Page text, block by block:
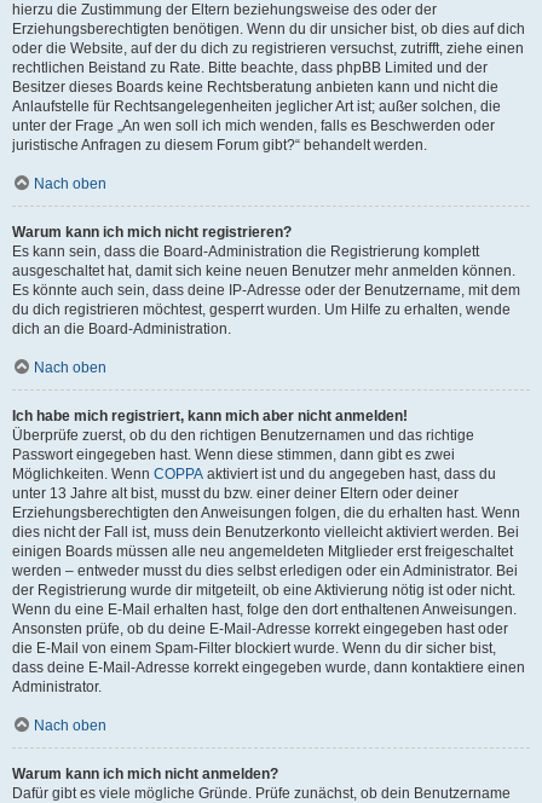
hierzu die Zustimmung der Eltern beziehungsweise des oder der
Erziehungsberechtigten benötigen. Wenn du dir unsicher bist, ob dies auf dich
oder die Website, auf der du dich zu registrieren versuchst, zutrifft, ziehe einen
rechtlichen Beistand zu Rate. Bitte beachte, dass phpBB Limited und der
Besitzer dieses Boards keine Rechtsberatung anbieten kann und nicht die
Anlaufstelle für Rechtsangelegenheiten jeglicher Art ist; außer solchen, die
unter der Frage „An wen soll ich mich wenden, falls es Beschwerden oder
juristische Anfragen zu diesem Forum gibt?“ behandelt werden.
Nach oben
Warum kann ich mich nicht registrieren?
Es kann sein, dass die Board-Administration die Registrierung komplett
ausgeschaltet hat, damit sich keine neuen Benutzer mehr anmelden können.
Es könnte auch sein, dass deine IP-Adresse oder der Benutzername, mit dem
du dich registrieren möchtest, gesperrt wurden. Um Hilfe zu erhalten, wende
dich an die Board-Administration.
Nach oben
Ich habe mich registriert, kann mich aber nicht anmelden!
Überprüfe zuerst, ob du den richtigen Benutzernamen und das richtige
Passwort eingegeben hast. Wenn diese stimmen, dann gibt es zwei
Möglichkeiten. Wenn COPPA aktiviert ist und du angegeben hast, dass du
unter 13 Jahre alt bist, musst du bzw. einer deiner Eltern oder deiner
Erziehungsberechtigten den Anweisungen folgen, die du erhalten hast. Wenn
dies nicht der Fall ist, muss dein Benutzerkonto vielleicht aktiviert werden. Bei
einigen Boards müssen alle neu angemeldeten Mitglieder erst freigeschaltet
werden – entweder musst du dies selbst erledigen oder ein Administrator. Bei
der Registrierung wurde dir mitgeteilt, ob eine Aktivierung nötig ist oder nicht.
Wenn du eine E-Mail erhalten hast, folge den dort enthaltenen Anweisungen.
Ansonsten prüfe, ob du deine E-Mail-Adresse korrekt eingegeben hast oder
die E-Mail von einem Spam-Filter blockiert wurde. Wenn du dir sicher bist,
dass deine E-Mail-Adresse korrekt eingegeben wurde, dann kontaktiere einen
Administrator.
Nach oben
Warum kann ich mich nicht anmelden?
Dafür gibt es viele mögliche Gründe. Prüfe zunächst, ob dein Benutzername